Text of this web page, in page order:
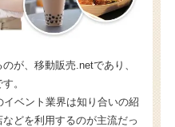
が、移動販売.netであり、
。
ベント業界は知り合いの紹
どを利用するのが主流だっ